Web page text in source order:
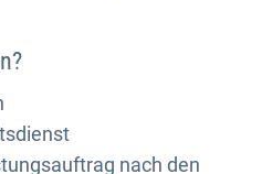
nach den